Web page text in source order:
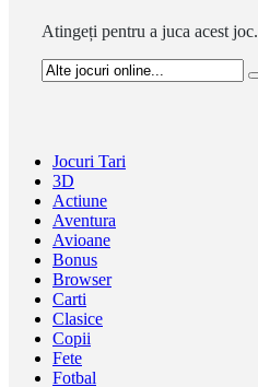
Atingeți pentru a juca acest joc.
Jocuri Tari
3D
Actiune
Aventura
Avioane
Bonus
Browser
Carti
Clasice
Copii
Fete
Fotbal